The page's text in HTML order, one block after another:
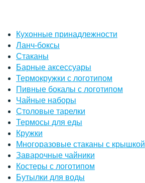
Кухонные принадлежности
Ланч-боксы
Стаканы
Барные аксессуары
Термокружки с логотипом
Пивные бокалы с логотипом
Чайные наборы
Столовые тарелки
Термосы для еды
Кружки
Многоразовые стаканы с крышкой
Заварочные чайники
Костеры с логотипом
Бутылки для воды